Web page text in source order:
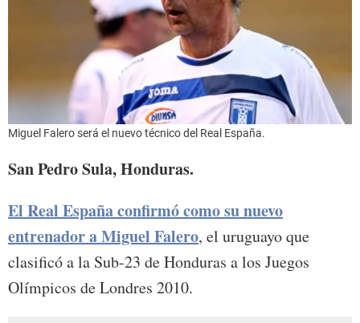
Miguel Falero será el nuevo técnico del Real España.
San Pedro Sula, Honduras.
El Real España confirmó como su nuevo
entrenador a Miguel Falero, el uruguayo que
clasificó a la Sub-23 de Honduras a los Juegos
Olímpicos de Londres 2010.